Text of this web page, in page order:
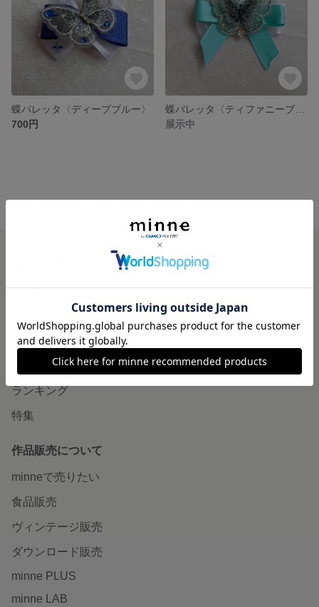
蝶バレッタ〈ディープブルー〉
700円
展示中
minneについて
minneで買いたい
作品をさがす
ショップをさがす
ランキング
特集
作品販売について
minneで売りたい
食品販売
ヴィンテージ販売
ダウンロード販売
minne PLUS
minne LAB